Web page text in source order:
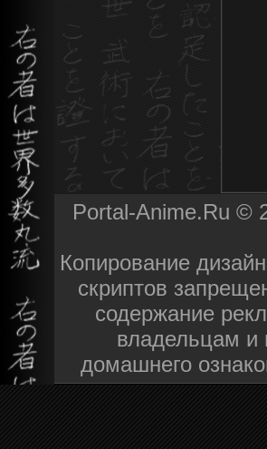
Portal-Anime.Ru ©
Копирование
скриптов
содержание
владельцам и
домашнего